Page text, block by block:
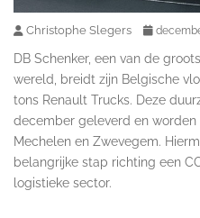
Christophe Slegers
DB Schenker, een van de
wereld, breidt zijn Belgische
tons Renault Trucks. Deze
december geleverd en
Mechelen en Zwevegem.
belangrijke stap richting een
logistieke sector.